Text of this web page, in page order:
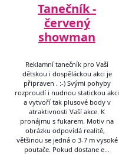
Tanečník -
červený
showman
Reklamní tanečník pro Vaší
dětskou i dospěláckou akci je
připraven . :-) Svými pohyby
rozproudí i nudnou statickou akci
a vytvoří tak plusové body v
atraktivnosti Vaší akce. K
pronájmu s fukarem. Motiv na
obrázku odpovídá realitě,
většinou se jedná o 3-7 m vysoké
poutače. Pokud dostane e…